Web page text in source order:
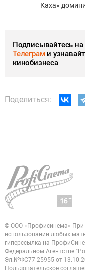
Каха»
Подписывайтесь на
Телеграми
кинобизнеса
Поделиться:
© ООО «Профисинема» При
использовании любых
гиперссылка на
Федеральном Агентстве
Эл.№ФС77-25955 от
Пользовательское